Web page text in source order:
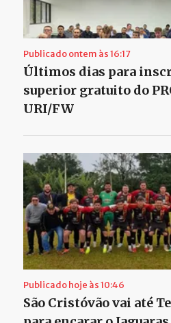
Publicado ontem às 16:17
Últimos dias para
superior gratuito do
URI/FW
Publicado hoje às 10:46
São Cristóvão vai até